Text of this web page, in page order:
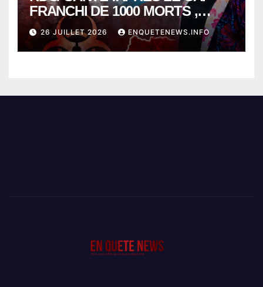
FRANCHI DE 1000 MORTS ,
EBOLA BAT SON RECORD AVEC
PLUS DE 400 DÉCÈS EN
SEULEMENT UNE SEMAINE
26 JUILLET 2026 ENQUETENEWS.INFO